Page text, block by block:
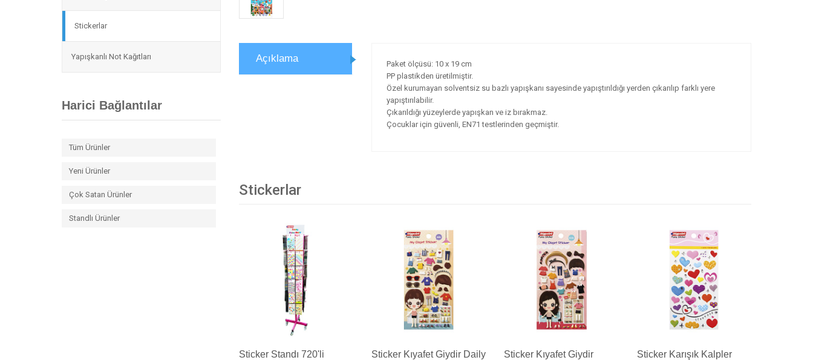
Stickerlar
Yapışkanlı Not Kağıtları
Harici Bağlantılar
Tüm Ürünler
Yeni Ürünler
Çok Satan Ürünler
Standlı Ürünler
Açıklama
Paket ölçüsü: 10 x 19 cm
PP plastikden üretilmiştir.
Özel kurumayan solventsiz su bazlı yapışkanı sayesinde yapıştırıldığı yerden çıkarılıp farklı yere
yapıştırılabilir.
Çıkarıldığı yüzeylerde yapışkan ve iz bırakmaz.
Çocuklar için güvenli, EN71 testlerinden geçmiştir.
Stickerlar
Sticker Standı 720'li Sticker Kıyafet Giydir Daily
Sticker Kıyafet Giydir
Sticker Karışık Kalpler